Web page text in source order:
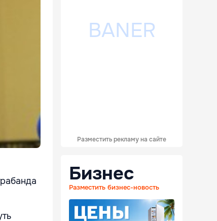
Разместить рекламу на сайте
Бизнес
Разместить бизнес-новость